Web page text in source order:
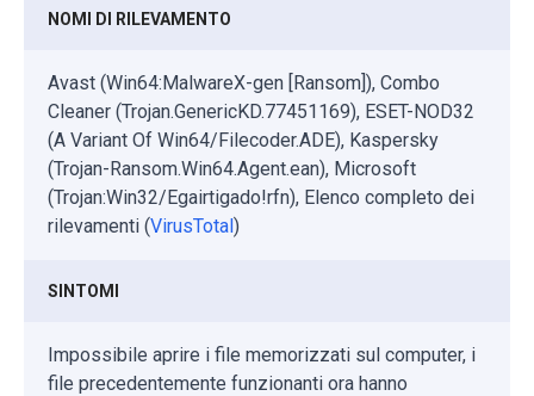
NOMI DI RILEVAMENTO
Avast (Win64:MalwareX-gen [Ransom]), Combo
Cleaner (Trojan.GenericKD.77451169), ESET-NOD32
(A Variant Of Win64/Filecoder.ADE), Kaspersky
(Trojan-Ransom.Win64.Agent.ean), Microsoft
(Trojan:Win32/Egairtigado!rfn), Elenco completo dei
rilevamenti (VirusTotal)
SINTOMI
Impossibile aprire i file memorizzati sul computer, i
file precedentemente funzionanti ora hanno